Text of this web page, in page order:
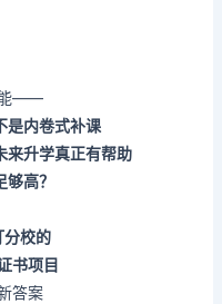
能——
是内卷式补课
来升学真正有帮助
高？
分校的
书项目
答案